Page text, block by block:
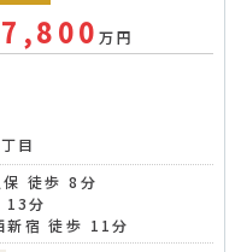
万円
目
保 徒歩 8分
13分
新宿 徒歩 11分